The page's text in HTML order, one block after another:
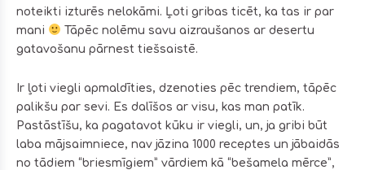
noteikti izturēs nelokāmi. Ļoti gribas ticēt, ka tas ir par
mani
Tāpēc nolēmu savu aizraušanos ar desertu
gatavošanu pārnest tiešsaistē.
Ir ļoti viegli apmaldīties, dzenoties pēc trendiem, tāpēc
palikšu par sevi. Es dalīšos ar visu, kas man patīk.
Pastāstīšu, ka pagatavot kūku ir viegli, un, ja gribi būt
laba mājsaimniece, nav jāzina 1000 receptes un jābaidās
no tādiem “briesmīgiem” vārdiem kā “bešamela mērce”,